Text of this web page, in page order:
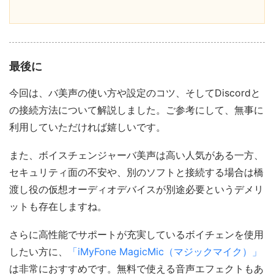
最後に
今回は、バ美声の使い方や設定のコツ、そしてDiscordと
の接続方法について解説しました。ご参考にして、無事に
利用していただければ嬉しいです。
また、ボイスチェンジャーバ美声は高い人気がある一方、
セキュリティ面の不安や、別のソフトと接続する場合は橋
渡し役の仮想オーディオデバイスが別途必要というデメリ
ットも存在しますね。
さらに高性能でサポートが充実しているボイチェンを使用
したい方に、
「iMyFone MagicMic（マジックマイク）」
は非常におすすめです。無料で使える音声エフェクトもあ